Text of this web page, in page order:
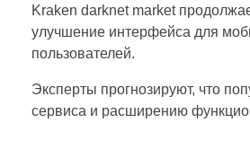
Kraken darknet market
улучшение интерфейса для
пользователей.
Эксперты прогнозируют, что
сервиса и расширению